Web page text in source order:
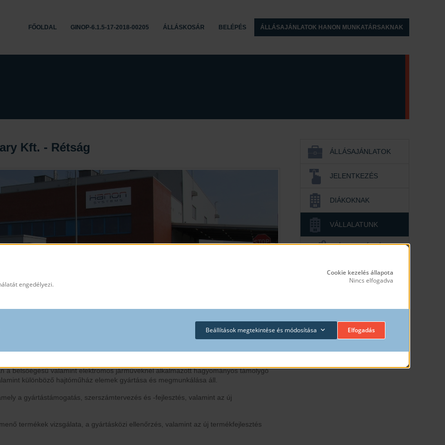
engedélyezi.
Cookie kezelés állapota
Nincs elfogadva
Beállítások megtekintése és módosítása Elfogadás
BELÉPÉS ÁLLÁSAJÁNLATOK HANON MUNKATÁRSAKNAK
FŐOLDAL GINOP-6.1.5-17-2018-00205 ÁLLÁSKOSÁR
Kft. - Rétság
technológia alkalmazásával szolgáltuk ki megrendelőinket. 2020-ban az
működnek, így biztosítva a kíváló minőséget autóipari beszállító partnereink részére.
a belsőégésű valamint elektromos járműveknél alkalmazott hagyományos támolygó
különböző hajtóműház elemek gyártása és megmunkálása áll.
a gyártástámogatás, szerszámtervezés és -fejlesztés, valamint az új
termékek vizsgálata, a gyártásközi ellenőrzés, valamint az új termékfejlesztés
ÁLLÁSAJÁNLATOK
JELENTKEZÉS
DIÁKOKNAK
VÁLLALATUNK
SZÉKESFEHÉRVÁR
TERMÉKEINK
ELÉRHETŐSÉG